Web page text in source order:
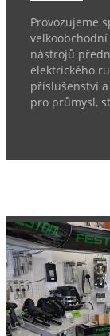
Provozujeme
nástrojů
elektrického
příslušenství
pro průmysl,